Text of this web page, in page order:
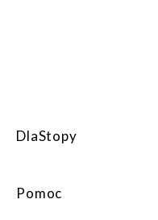
DlaStopy
Pomoc